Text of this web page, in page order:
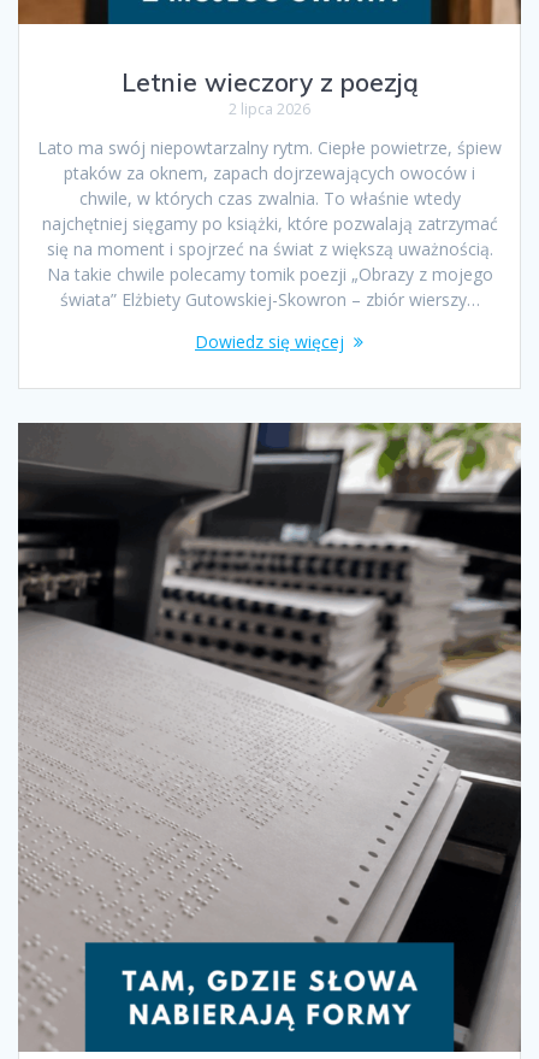
Letnie wieczory z poezją
2 lipca 2026
Lato ma swój niepowtarzalny rytm. Ciepłe powietrze, śpiew
ptaków za oknem, zapach dojrzewających owoców i
chwile, w których czas zwalnia. To właśnie wtedy
najchętniej sięgamy po książki, które pozwalają zatrzymać
się na moment i spojrzeć na świat z większą uważnością.
Na takie chwile polecamy tomik poezji „Obrazy z mojego
świata” Elżbiety Gutowskiej-Skowron – zbiór wierszy…
Dowiedz się więcej